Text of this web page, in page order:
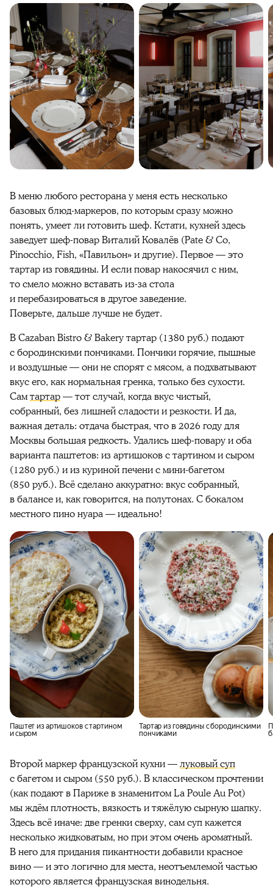
В меню любого ресторана у меня есть несколько
базовых блюд-маркеров, по которым сразу можно
понять, умеет ли готовить шеф. Кстати, кухней здесь
заведует шеф-повар Виталий Ковалёв (Pate & Co,
Pinocchio, Fish, «Павильон» и другие). Первое — это
тартар из говядины. И если повар накосячил с ним,
то смело можно вставать из-за стола
и перебазироваться в другое заведение.
Поверьте, дальше лучше не будет.
В Cazaban Bistro & Bakery тартар (1380 руб.) подают
с бородинскими пончиками. Пончики горячие, пышные
и воздушные — они не спорят с мясом, а подхватывают
вкус его, как нормальная гренка, только без сухости.
Самтартар— тот случай, когда вкус чистый,
собранный, без лишней сладости и резкости. И да,
важная деталь: отдача быстрая, что в 2026 году для
Москвы большая редкость. Удались шеф-повару и оба
варианта паштетов: из артишоков с тартином и сыром
(1280 руб.) и из куриной печени с мини-багетом
(850 руб.). Всё сделано аккуратно: вкус собранный,
в балансе и, как говорится, на полутонах. С бокалом
местного пино нуара — идеально!
Паштет из артишоков с тартином
и сыром
Тартар из говядины с бородинскими
пончиками
Второй маркер французской кухни —луковый суп
с багетом и сыром (550 руб.). В классическом прочтении
(как подают в Париже в знаменитом La Poule Au Pot)
мы ждём плотность, вязкость и тяжёлую сырную шапку.
Здесь всё иначе: две гренки сверху, сам суп кажется
несколько жидковатым, но при этом очень ароматный.
В него для придания пикантности добавили красное
вино — и это логично для места, неотъемлемой частью
которого является французская винодельня.